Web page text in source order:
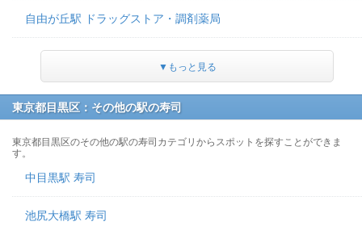
自由が丘駅 ドラッグストア・調剤薬局
▼もっと見る
東京都目黒区：その他の駅の寿司
東京都目黒区のその他の駅の寿司カテゴリからスポットを探すことができま
す。
中目黒駅 寿司
池尻大橋駅 寿司